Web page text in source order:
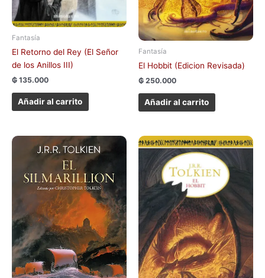
Fantasía
El Retorno del Rey (El Señor
de los Anillos III)
₲ 135.000
Añadir al carrito
Fantasía
El Hobbit (Edicion Revisada)
₲ 250.000
Añadir al carrito